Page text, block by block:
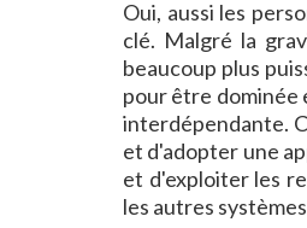
Oui, aussi les
clé. Malgré la
beaucoup plus
pour être dominée
interdépendante.
et d'adopter une
et d'exploiter les
les autres